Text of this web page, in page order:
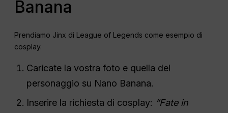
Banana
Prendiamo Jinx di League of Legends come esempio di
cosplay.
Caricate la vostra foto e quella del
personaggio su Nano Banana.
Inserire la richiesta di cosplay: “Fate in